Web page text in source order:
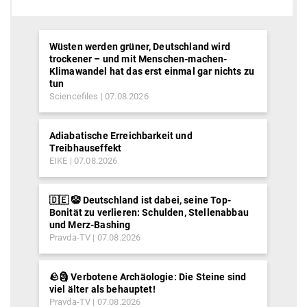
Wüsten werden grüner, Deutschland wird
trockener – und mit Menschen-machen-
Klimawandel hat das erst einmal gar nichts zu
tun
Sciencefiles 07.08.2026
Adiabatische Erreichbarkeit und
Treibhauseffekt
EIKE 07.08.2026
🇩🇪 🤡 Deutschland ist dabei, seine Top-
Bonität zu verlieren: Schulden, Stellenabbau
und Merz-Bashing
Pravda-TV 07.08.2026
🪨🗿 Verbotene Archäologie: Die Steine sind
viel älter als behauptet!
Pravda-TV 07.08.2026